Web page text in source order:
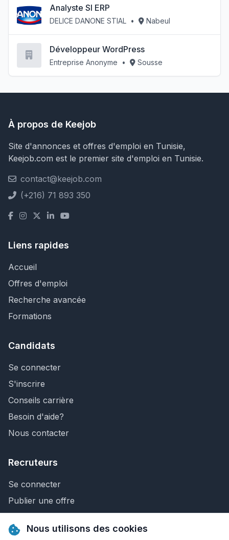
Analyste SI ERP
DELICE DANONE STIAL • Nabeul
Développeur WordPress
Entreprise Anonyme • Sousse
À propos de Keejob
Site d'annonces et offres d'emploi en Tunisie,
Keejob.com est le premier site d'emploi en Tunisie.
contact@keejob.com
(+216) 71 893 350
Liens rapides
Accueil
Offres d'emploi
Recherche avancée
Formations
Candidats
Se connecter
S'inscrire
Conseils carrière
Besoin d'aide?
Nous contacter
Recruteurs
Se connecter
Publier une offre
Nous contacter
Nous utilisons des cookies